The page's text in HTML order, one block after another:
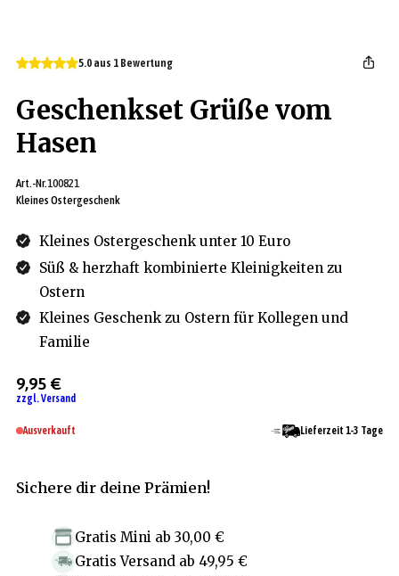
5.0 aus 1 Bewertung
Geschenkset Grüße vom
Hasen
Art.-Nr.100821
Kleines Ostergeschenk
Kleines Ostergeschenk unter 10 Euro
Süß & herzhaft kombinierte Kleinigkeiten zu
Ostern
Kleines Geschenk zu Ostern für Kollegen und
Familie
9,95 €
zzgl. Versand
Ausverkauft Lieferzeit 1-3 Tage
Sichere dir deine Prämien!
Gratis Mini ab 30,00 €
Gratis Versand ab 49,95 €